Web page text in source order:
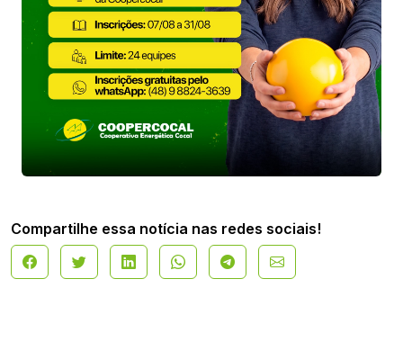
Compartilhe essa notícia nas redes sociais!